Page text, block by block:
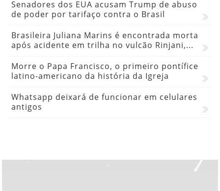
Senadores dos EUA acusam Trump de abuso
de poder por tarifaço contra o Brasil
Brasileira Juliana Marins é encontrada morta
após acidente em trilha no vulcão Rinjani,...
Morre o Papa Francisco, o primeiro pontífice
latino-americano da história da Igreja
Whatsapp deixará de funcionar em celulares
antigos